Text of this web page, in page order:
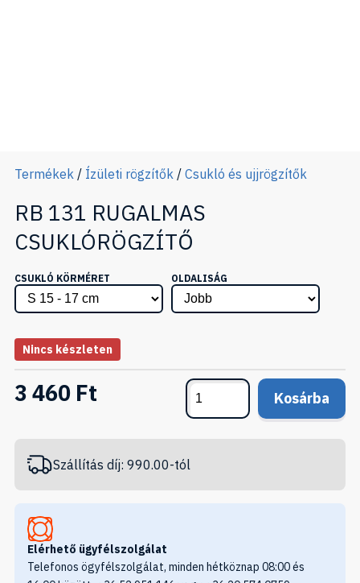
Termékek / Ízületi rögzítők / Csukló és ujjrögzítők
RB 131 RUGALMAS
CSUKLÓRÖGZÍTŐ
CSUKLÓ KÖRMÉRET OLDALISÁG
Nincs készleten
3 460 Ft Kosárba
Szállítás díj: 990.00-tól
Elérhető ügyfélszolgálat
Telefonos ögyfélszolgálat, minden hétköznap 08:00 és